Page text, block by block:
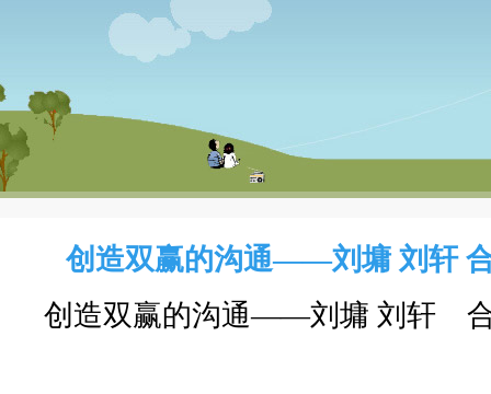
创造双赢的沟通——刘墉 刘轩
创造双赢的沟通——刘墉 刘轩